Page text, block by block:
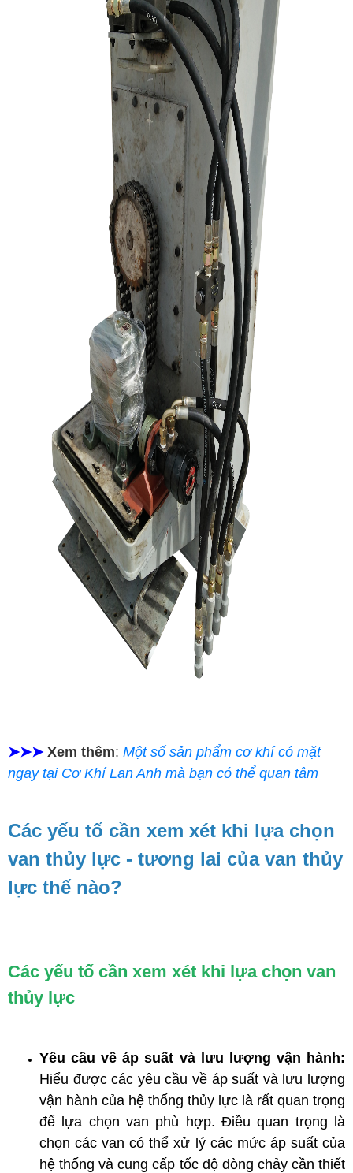
➤➤➤ Xem thêm: Một số sản phẩm cơ khí có mặt
ngay tại Cơ Khí Lan Anh mà bạn có thể quan tâm
Các yếu tố cần xem xét khi lựa chọn
van thủy lực - tương lai của van thủy
lực thế nào?
Các yếu tố cần xem xét khi lựa chọn van
thủy lực
Yêu cầu về áp suất và lưu lượng vận hành:
Hiểu được các yêu cầu về áp suất và lưu lượng
vận hành của hệ thống thủy lực là rất quan trọng
để lựa chọn van phù hợp. Điều quan trọng là
chọn các van có thể xử lý các mức áp suất của
hệ thống và cung cấp tốc độ dòng chảy cần thiết